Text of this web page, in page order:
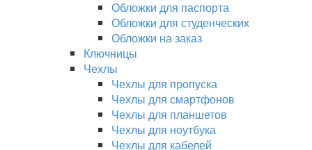
Обложки для паспорта
Обложки для студенческих
Обложки на заказ
Ключницы
Чехлы
Чехлы для пропуска
Чехлы для смартфонов
Чехлы для планшетов
Чехлы для ноутбука
Чехлы для кабелей